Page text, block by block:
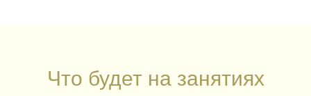
Что будет на занятиях